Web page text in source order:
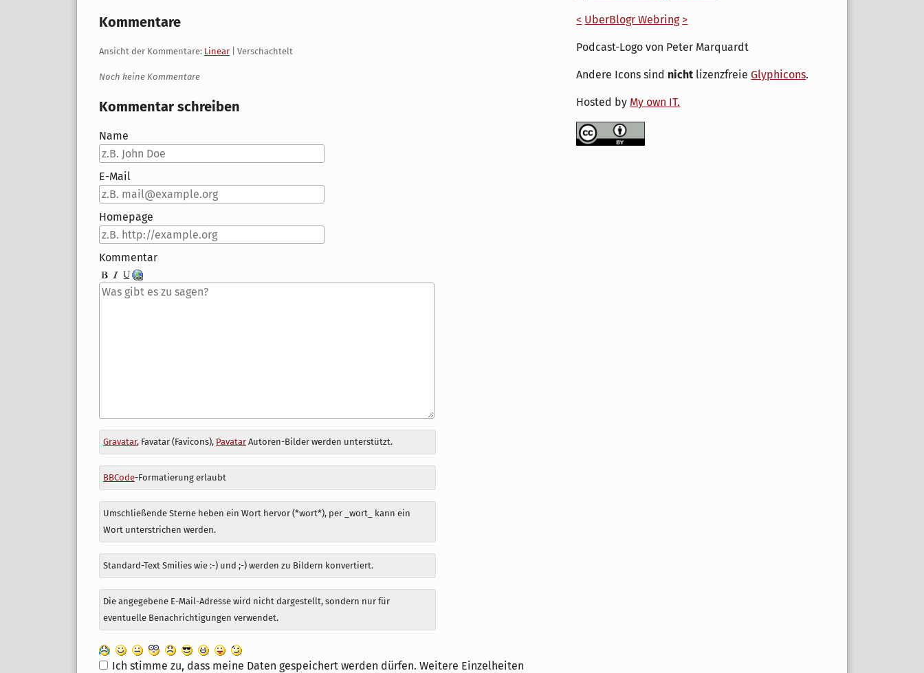
Kommentare
Ansicht der Kommentare: Linear | Verschachtelt
Noch keine Kommentare
Kommentar schreiben
Name
E-Mail
Homepage
Kommentar
Antwort
zu
Gravatar, Favatar (Favicons), PavatarAutoren-Bilder werden unterstützt.
BBCode-Formatierung erlaubt
Umschließende Sterne heben ein Wort hervor (*wort*), per _wort_ kann ein
Wort unterstrichen werden.
Standard-Text Smilies wie :-) und ;-) werden zu Bildern konvertiert.
Die angegebene E-Mail-Adresse wird nicht dargestellt, sondern nur für
eventuelle Benachrichtigungen verwendet.
Ich stimme zu, dass meine Daten gespeichert werden dürfen. Weitere Einzelheiten
< UberBlogr Webring >
Podcast-Logo von Peter Marquardt
Andere Icons sind nicht lizenzfreieGlyphicons.
Hosted by My own IT.